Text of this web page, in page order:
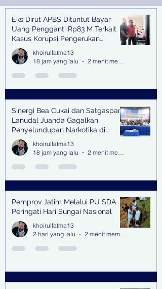
Recent Posts
Eks Dirut APBS Dituntut Bayar
Uang Pengganti Rp83 M Terkait
Kasus Korupsi Pengerukan
Tanjung Perak
khoirulfatma13
18 jam yang lalu
2 menit membaca
Sinergi Bea Cukai dan Satgaspam
Lanudal Juanda Gagalkan
Penyelundupan Narkotika di
Bandara Juanda
khoirulfatma13
18 jam yang lalu
2 menit membaca
Pemprov Jatim Melalui PU SDA
Peringati Hari Sungai Nasional
khoirulfatma13
2 hari yang lalu
2 menit membaca